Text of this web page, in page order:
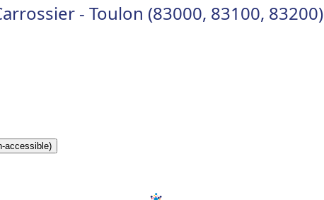
- Toulon (83000, 83100, 83200)
accessible)